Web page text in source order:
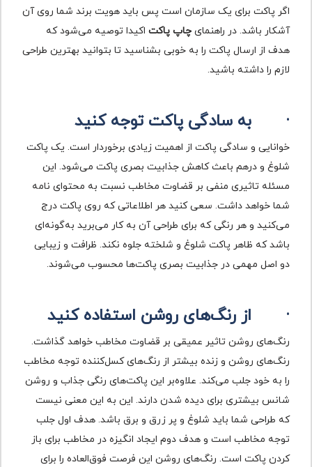
اگر پاکت برای یک سازمان است پس باید هویت برند شما روی آن
آشکار باشد. در راهنمای چاپ پاکت اکیدا توصیه می‌شود که
هدف از ارسال پاکت را به خوبی بشناسید تا بتوانید بهترین طراحی
لازم را داشته باشید.
· به سادگی پاکت توجه کنید
خوانایی و سادگی پاکت از اهمیت زیادی برخوردار است. یک پاکت
شلوغ و درهم باعث کاهش جذابیت بصری پاکت می‌شود. این
مسئله تاثیری منفی بر قضاوت مخاطب نسبت به محتوای نامه
شما خواهد داشت. سعی کنید هر اطلاعاتی که روی پاکت درج
می‌کنید و هر رنگی که برای طراحی آن به کار می‌برید به‌گونه‌ای
باشد که ظاهر پاکت شلوغ و شلخته جلوه نکند. ظرافت و زیبایی
دو اصل مهمی در جذابیت بصری پاکت‌ها محسوب می‌شوند.
· از رنگ‌های روشن استفاده کنید
رنگ‌های روشن تاثیر عمیقی بر قضاوت مخاطب خواهد گذاشت.
رنگ‌های روشن و زنده بیشتر از رنگ‌های کسل‌کننده توجه مخاطب
را به خود جلب می‌کند. علاوه‌بر این پاکت‌های رنگی جذاب و روشن
شانس بیشتری برای دیده شدن دارند. این به این معنی نیست
که طراحی شما باید شلوغ و پر زرق و برق باشد. هدف اول جلب
توجه مخاطب است و هدف دوم ایجاد انگیزه در مخاطب برای باز
کردن پاکت است. رنگ‌های روشن این فرصت فوق‌العاده را برای